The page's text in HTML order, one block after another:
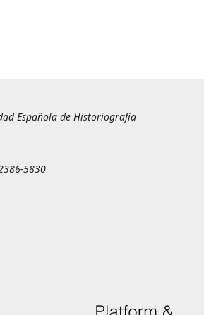
Española de Historiografía
5830